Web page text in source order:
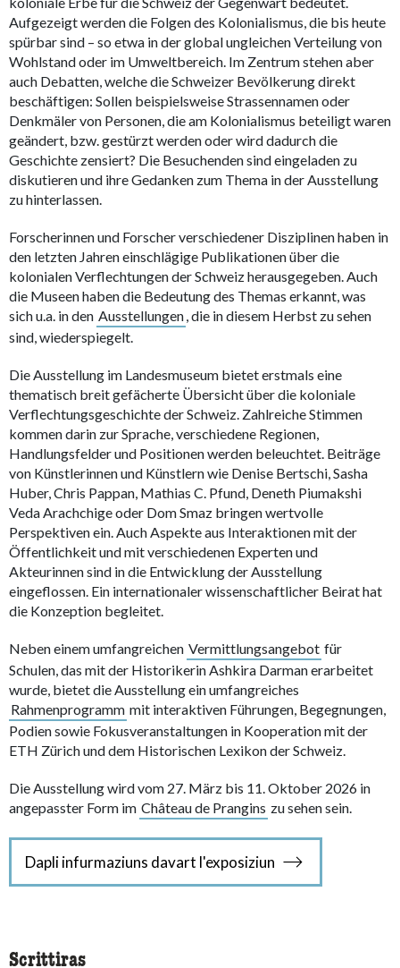
Aufgezeigt werden die Folgen des Kolonialismus, die bis heute
spürbar sind – so etwa in der global ungleichen Verteilung von
Wohlstand oder im Umweltbereich. Im Zentrum stehen aber
auch Debatten, welche die Schweizer Bevölkerung direkt
beschäftigen: Sollen beispielsweise Strassennamen oder
Denkmäler von Personen, die am Kolonialismus beteiligt waren
geändert, bzw. gestürzt werden oder wird dadurch die
Geschichte zensiert? Die Besuchenden sind eingeladen zu
diskutieren und ihre Gedanken zum Thema in der Ausstellung
zu hinterlassen.
Forscherinnen und Forscher verschiedener Disziplinen haben in
den letzten Jahren einschlägige Publikationen über die
kolonialen Verflechtungen der Schweiz herausgegeben. Auch
die Museen haben die Bedeutung des Themas erkannt, was
sich u.a. in den Ausstellungen, die in diesem Herbst zu sehen
sind, wiederspiegelt.
Die Ausstellung im Landesmuseum bietet erstmals eine
thematisch breit gefächerte Übersicht über die koloniale
Verflechtungsgeschichte der Schweiz. Zahlreiche Stimmen
kommen darin zur Sprache, verschiedene Regionen,
Handlungsfelder und Positionen werden beleuchtet. Beiträge
von Künstlerinnen und Künstlern wie Denise Bertschi, Sasha
Huber, Chris Pappan, Mathias C. Pfund, Deneth Piumakshi
Veda Arachchige oder Dom Smaz bringen wertvolle
Perspektiven ein. Auch Aspekte aus Interaktionen mit der
Öffentlichkeit und mit verschiedenen Experten und
Akteurinnen sind in die Entwicklung der Ausstellung
eingeflossen. Ein internationaler wissenschaftlicher Beirat hat
die Konzeption begleitet.
Neben einem umfangreichen Vermittlungsangebot für
Schulen, das mit der Historikerin Ashkira Darman erarbeitet
wurde, bietet die Ausstellung ein umfangreiches
Rahmenprogramm mit interaktiven Führungen, Begegnungen,
Podien sowie Fokusveranstaltungen in Kooperation mit der
ETH Zürich und dem Historischen Lexikon der Schweiz.
Die Ausstellung wird vom 27. März bis 11. Oktober 2026 in
angepasster Form im Château de Prangins zu sehen sein.
Dapli infurmaziuns davart l'exposiziun
Scrittiras